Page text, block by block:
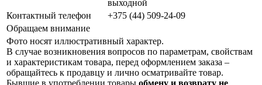
выходной
Контактный телефон
+375 (44) 509-24-09
Обращаем внимание
Фото носят иллюстративный характер.
В случае возникновения вопросов по параметрам, свойствам
и характеристикам товара, перед оформлением заказа –
обращайтесь к продавцу и лично осматривайте товар.